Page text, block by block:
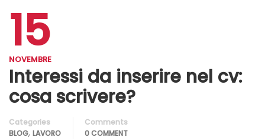
15
NOVEMBRE
Interessi da inserire nel cv:
cosa scrivere?
Categories
BLOG, LAVORO
Comments
0 COMMENT